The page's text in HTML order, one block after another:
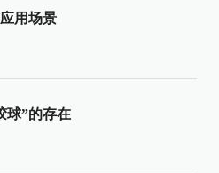
用场景
球”的存在